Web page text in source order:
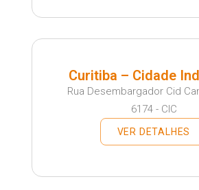
Curitiba – Cidade
Rua Desembargador Cid
6174 - CIC
VER DETALHES